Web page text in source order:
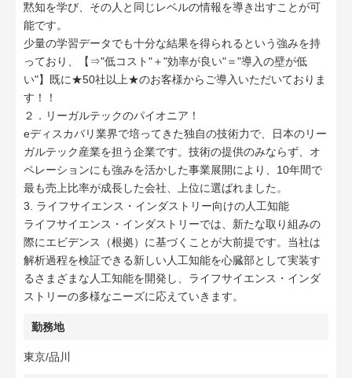
黙知を学び、その人と同じレベルの情報を導き出すことが可
能です。
少量の学習データでも十分な結果を得られるという強みを持
っており、【⇒"低コスト"＋"効率が良い"＝"導入の壁が低
い"】既に★50社以上★のお客様からご導入いただいておりま
す！！
２．リーガルテックのパイオニア！
eディスカバリ業界で培ってきた独自の技術力で、日本のリー
ガルテック産業を担う企業です。技術の提供のみならず、オ
ペレーションにも強みを活かした事業展開により、10年間で
最も売上比率が成長した会社、上位に選ばれました。
3. ライフサイエンス・インダストリー向けの人工知能
ライフサイエンス・インダストリーでは、新たな取り組みの
際にエビデンス（根拠）に基づくことが大前提です。当社は
解析過程を検証できる新しい人工知能を心臓部として実装す
るさまざまな人工知能を開発し、ライフサイエンス・インダ
ストリーの多様なニーズに応えていきます。
勤務地
東京/品川